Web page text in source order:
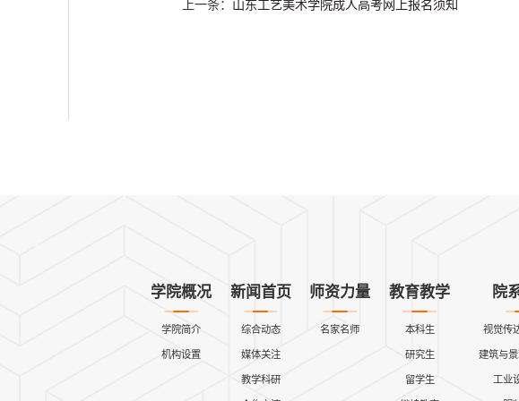
上一条： 山东工艺美术学院成人高考网上报名须知
学院概况
学院简介
机构设置
新闻首页
综合动态
媒体关注
教学科研
师资力量
名家名师
教育教学
本科生
研究生
留学生
院
视觉传
建筑与
工业